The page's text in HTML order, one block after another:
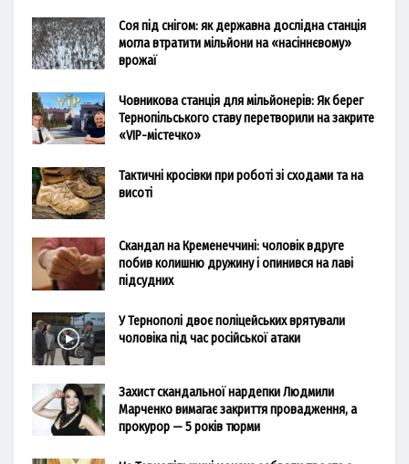
Соя під снігом: як державна дослідна станція
могла втратити мільйони на «насіннєвому»
врожаї
Човникова станція для мільйонерів: Як берег
Тернопільського ставу перетворили на закрите
«VIP-містечко»
Тактичні кросівки при роботі зі сходами та на
висоті
Скандал на Кременеччині: чоловік вдруге
побив колишню дружину і опинився на лаві
підсудних
У Тернополі двоє поліцейських врятували
чоловіка під час російської атаки
Захист скандальної нардепки Людмили
Марченко вимагає закриття провадження, а
прокурор — 5 років тюрми